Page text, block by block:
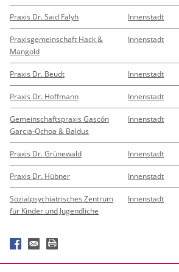
Praxis Dr. Said Falyh Innenstadt
Praxisgemeinschaft Hack &
Mangold
Innenstadt
Praxis Dr. Beudt Innenstadt
Praxis Dr. Hoffmann Innenstadt
Gemeinschaftspraxis Gascón
Garcia-Ochoa & Baldus
Innenstadt
Praxis Dr. Grünewald Innenstadt
Praxis Dr. Hübner Innenstadt
Sozialpsychiatrisches Zentrum
für Kinder und Jugendliche
Innenstadt